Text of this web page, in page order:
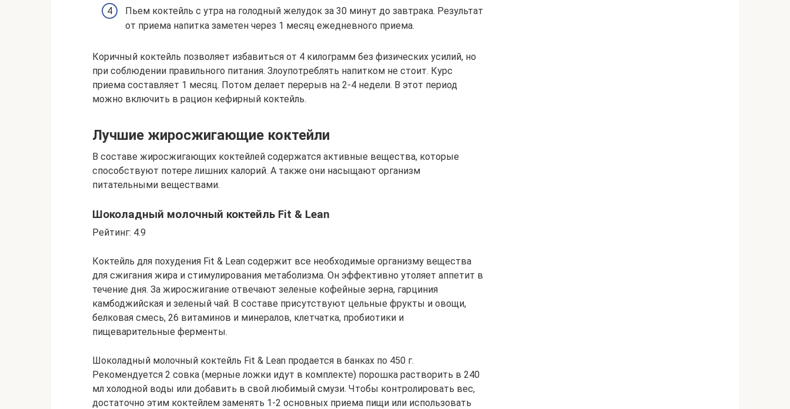
Пьем коктейль с утра на голодный желудок за 30 минут до завтрака. Результат
от приема напитка заметен через 1 месяц ежедневного приема.
Коричный коктейль позволяет избавиться от 4 килограмм без физических усилий, но
при соблюдении правильного питания. Злоупотреблять напитком не стоит. Курс
приема составляет 1 месяц. Потом делает перерыв на 2-4 недели. В этот период
можно включить в рацион кефирный коктейль.
Лучшие жиросжигающие коктейли
В составе жиросжигающих коктейлей содержатся активные вещества, которые
способствуют потере лишних калорий. А также они насыщают организм
питательными веществами.
Шоколадный молочный коктейль Fit & Lean
Рейтинг: 4.9
Коктейль для похудения Fit & Lean содержит все необходимые организму вещества
для сжигания жира и стимулирования метаболизма. Он эффективно утоляет аппетит в
течение дня. За жиросжигание отвечают зеленые кофейные зерна, гарциния
камбоджийская и зеленый чай. В составе присутствуют цельные фрукты и овощи,
белковая смесь, 26 витаминов и минералов, клетчатка, пробиотики и
пищеварительные ферменты.
Шоколадный молочный коктейль Fit & Lean продается в банках по 450 г.
Рекомендуется 2 совка (мерные ложки идут в комплекте) порошка растворить в 240
мл холодной воды или добавить в свой любимый смузи. Чтобы контролировать вес,
достаточно этим коктейлем заменять 1-2 основных приема пищи или использовать